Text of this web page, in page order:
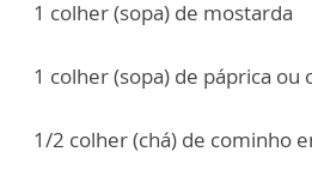
1 colher (sopa) de mostarda
1 colher (sopa) de páprica ou
1/2 colher (chá) de cominho